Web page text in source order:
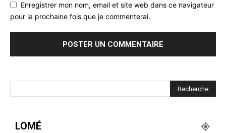
Enregistrer mon nom, email et site web dans ce navigateur
pour la prochaine fois que je commenterai.
LOMÉ